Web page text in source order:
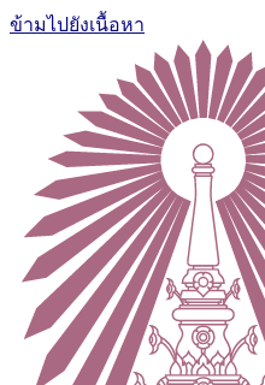
ข้ามไปยังเนื้อหา